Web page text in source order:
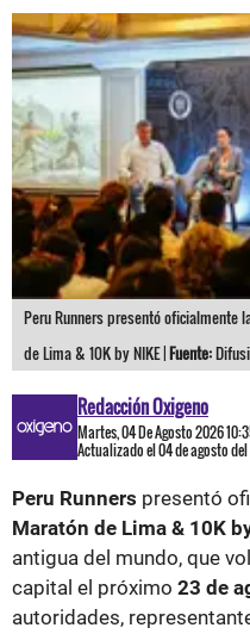
Peru Runners presentó oficialmente
de Lima & 10K by NIKE |Fuente:
Redacción Oxigeno
Martes, 04 De Agosto 2026
Actualizado el 04 de agosto del
Peru Runners presentó
Maratón de Lima & 10K
antigua del mundo, que
capital el próximo 23 de
autoridades,